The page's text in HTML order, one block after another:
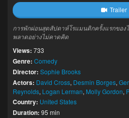
Trailer
การพักผ่อนสุดสัปดาห์โรแมนติกครั้งแรกของ
พลาดอย่างไม่คาดคิด
Views: 733
Genre: Comedy
Director: Sophie Brooks
Actors: David Cross, Desmin Borges,
Reynolds, Logan Lerman, Molly Gordon,
Country: United States
Duration: 95 min